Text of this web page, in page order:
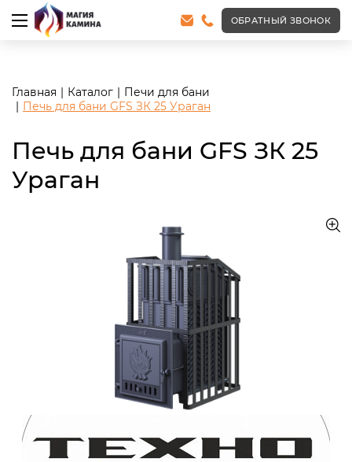
<meta name="robots" content="noindex, follow"/>
ОБРАТНЫЙ ЗВОНОК
Главная Каталог
Печи для бани
Печь для бани GFS ЗК 25 Ураган
Печь для бани GFS ЗК 25
Ураган